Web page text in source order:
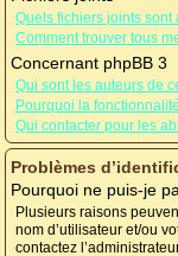
Quels fichiers joints sont
Comment trouver tous
Concernant phpBB 3
Qui sont les auteurs de
Pourquoi la
Qui contacter pour les
Problèmes
Pourquoi ne puis-je
Plusieurs raisons
nom d’utilisateur et/ou
contactez